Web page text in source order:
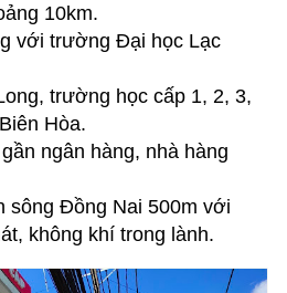
10km.
với trường Đại học Lạc
trường học cấp 1, 2, 3,
Hòa.
ngân hàng, nhà hàng
sông Đồng Nai 500m với
không khí trong lành.